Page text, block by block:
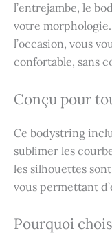
l’entrejambe, le
votre
l’occasion, vous
confortable, sans
Conçu pour
Ce bodystring
sublimer les
les silhouettes
vous permettant
Pourquoi